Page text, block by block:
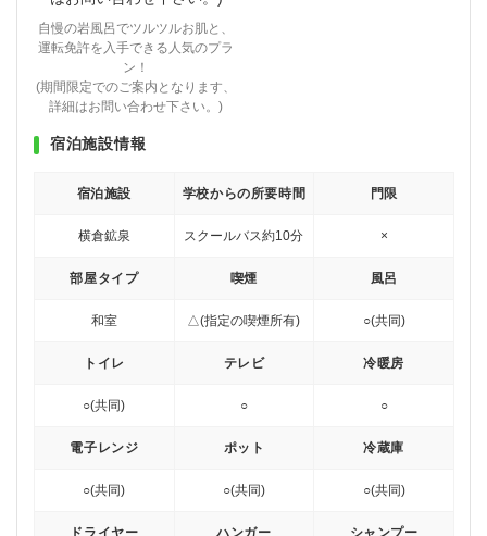
自慢の岩風呂でツルツルお肌と、
運転免許を入手できる人気のプラ
ン！
(期間限定でのご案内となります、
詳細はお問い合わせ下さい。)
宿泊施設情報
宿泊施設
横倉鉱泉
学校からの所要時間
スクールバス約10分
門限
×
部屋タイプ
和室
喫煙
△(指定の喫煙所有)
風呂
○(共同)
トイレ
○(共同)
テレビ
○
冷暖房
○
電子レンジ
○(共同)
ポット
○(共同)
冷蔵庫
○(共同)